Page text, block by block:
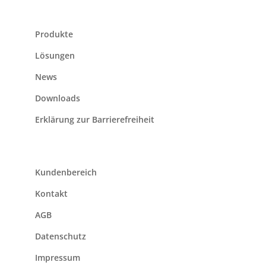
Produkte
Lösungen
News
Downloads
Erklärung zur Barrierefreiheit
Kundenbereich
Kontakt
AGB
Datenschutz
Impressum